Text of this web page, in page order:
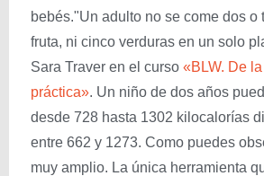
bebés."Un adulto no se come dos o
fruta, ni cinco verduras en un solo
Sara Traver en el curso «BLW. De
práctica». Un niño de dos años
desde 728 hasta 1302 kilocalorías
entre 662 y 1273. Como puedes
muy amplio. La única herramienta